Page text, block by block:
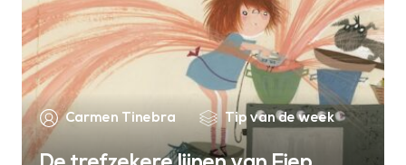
Carmen Tinebra Tip van de week